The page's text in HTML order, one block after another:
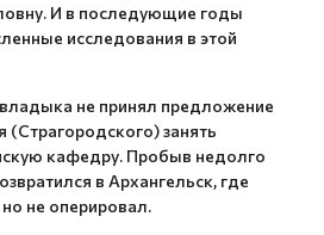
И в последующие годы
исследования в этой
не принял предложение
(Страгородского) занять
кафедру. Пробыв недолго
в Архангельск, где
не оперировал.